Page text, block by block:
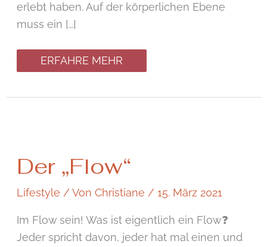
erlebt haben. Auf der körperlichen Ebene
muss ein […]
ERFAHRE MEHR
Der „Flow“
Lifestyle / VonChristiane /15. März 2021
Im Flow sein! Was ist eigentlich ein Flow❓
Jeder spricht davon, jeder hat mal einen und
„Flow“